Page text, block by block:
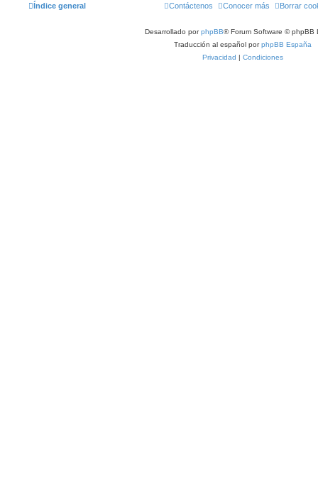
Índice general Borrar
Conocer más
Contáctenos
Desarrollado porphpBB® Forum Software © phpBB
Traducción al español porphpBB España
Privacidad | Condiciones